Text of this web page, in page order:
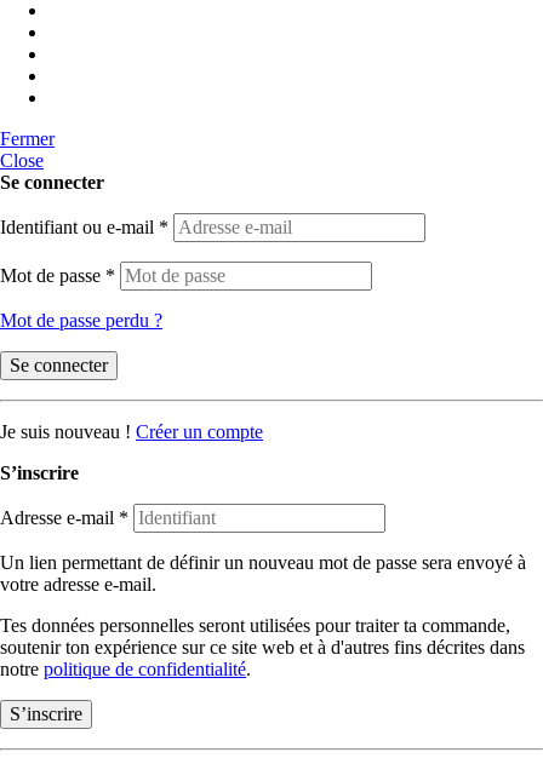
Fermer
Close
Se connecter
Identifiant ou e-mail *
Mot de passe *
Mot de passe perdu ?
Se connecter
Je suis nouveau ! Créer un compte
S’inscrire
Adresse e-mail *
Un lien permettant de définir un nouveau mot de passe sera envoyé à
votre adresse e-mail.
Tes données personnelles seront utilisées pour traiter ta commande,
soutenir ton expérience sur ce site web et à d'autres fins décrites dans
notre politique de confidentialité.
S’inscrire